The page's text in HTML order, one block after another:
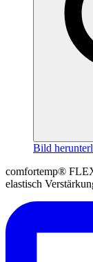
Bild
comfortemp®
elastisch